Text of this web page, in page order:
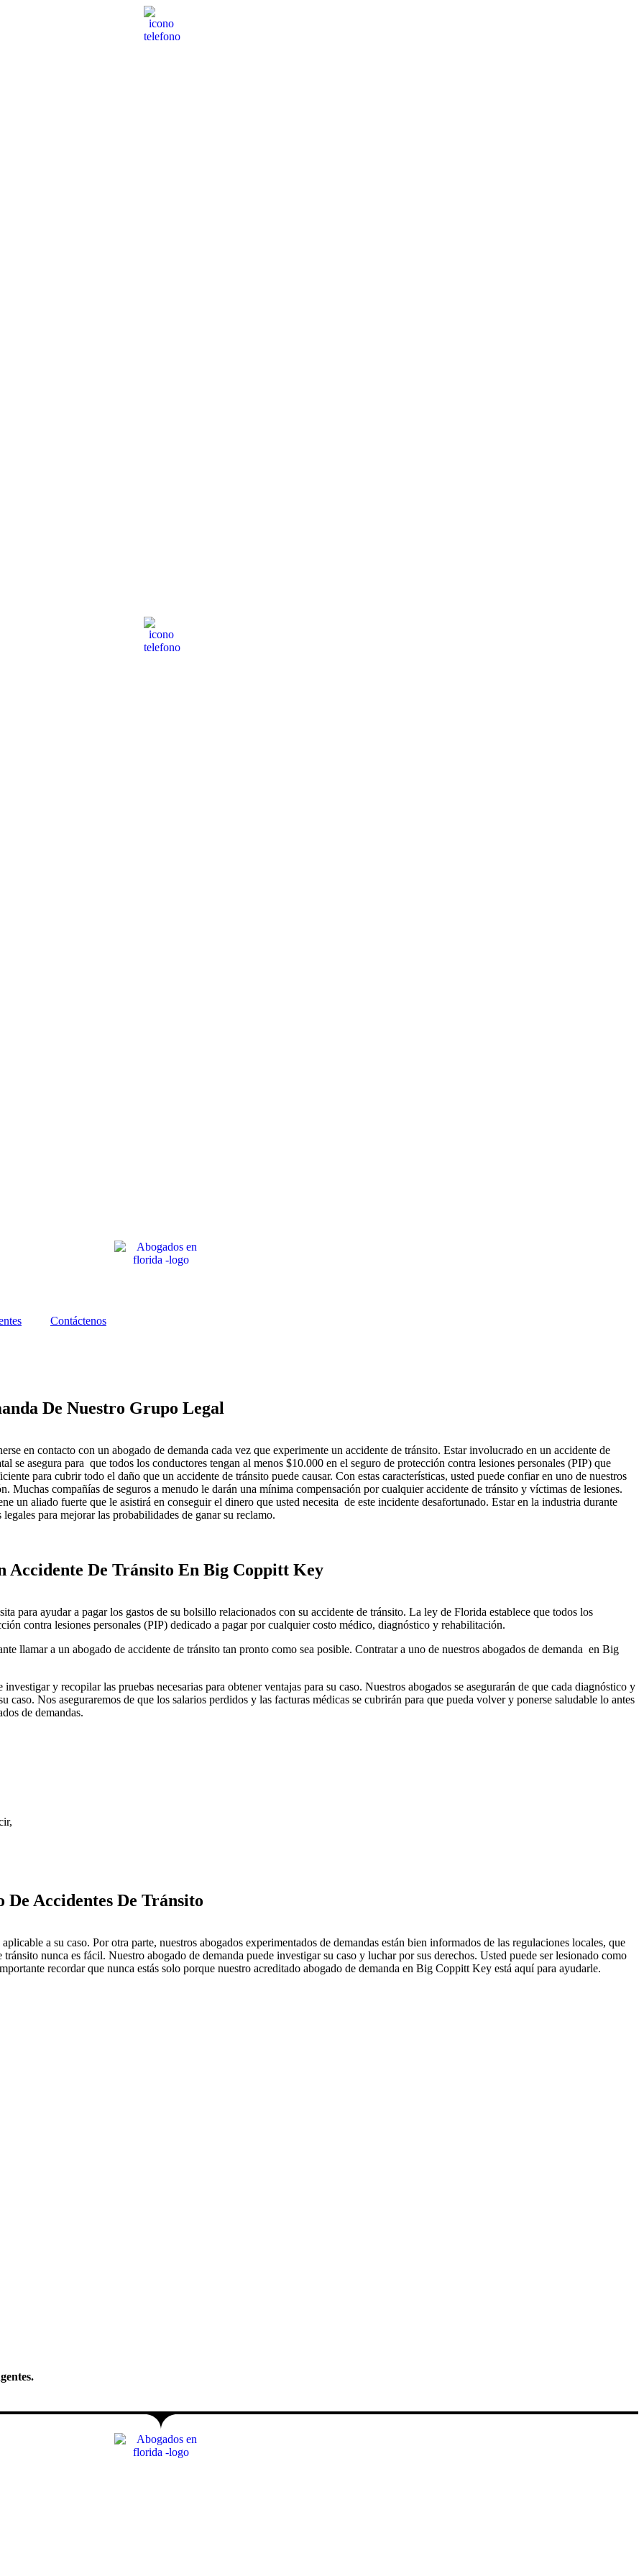
Contáctenos
De Nuestro Grupo Legal
en contacto con un abogado de demanda cada vez que experimente un accidente de tránsito. Estar involucrado en un accidente de
se asegura para que todos los conductores tengan al menos $10.000 en el seguro de protección contra lesiones personales (PIP) que
para cubrir todo el daño que un accidente de tránsito puede causar. Con estas características, usted puede confiar en uno de nuestros
Muchas compañías de seguros a menudo le darán una mínima compensación por cualquier accidente de tránsito y víctimas de lesiones.
un aliado fuerte que le asistirá en conseguir el dinero que usted necesita de este incidente desafortunado. Estar en la industria durante
para mejorar las probabilidades de ganar su reclamo.
Accidente De Tránsito En Big Coppitt Key
para ayudar a pagar los gastos de su bolsillo relacionados con su accidente de tránsito. La ley de Florida establece que todos los
contra lesiones personales (PIP) dedicado a pagar por cualquier costo médico, diagnóstico y rehabilitación.
llamar a un abogado de accidente de tránsito tan pronto como sea posible. Contratar a uno de nuestros abogados de demanda en Big
y recopilar las pruebas necesarias para obtener ventajas para su caso. Nuestros abogados se asegurarán de que cada diagnóstico y
caso. Nos aseguraremos de que los salarios perdidos y las facturas médicas se cubrirán para que pueda volver y ponerse saludable lo antes
de demandas.
Accidentes De Tránsito
a su caso. Por otra parte, nuestros abogados experimentados de demandas están bien informados de las regulaciones locales, que
nunca es fácil. Nuestro abogado de demanda puede investigar su caso y luchar por sus derechos. Usted puede ser lesionado como
recordar que nunca estás solo porque nuestro acreditado abogado de demanda en Big Coppitt Key está aquí para ayudarle.